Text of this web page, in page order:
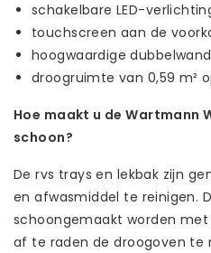
schakelbare LED-
touchscreen aan de
hoogwaardige
droogruimte van 0,59 m²
Hoe maakt u de Wartmann
schoon?
De rvs trays en lekbak zijn
en afwasmiddel te reinigen.
schoongemaakt worden
af te raden de droogoven te